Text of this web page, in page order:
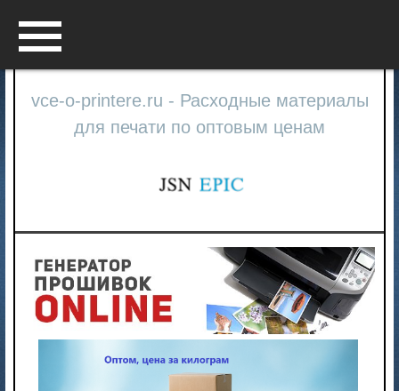
vce-o-printere.ru - Расходные материалы
для печати по оптовым ценам